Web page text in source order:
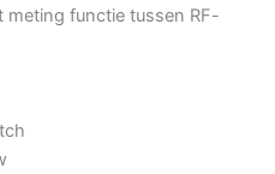
meting functie tussen RF-